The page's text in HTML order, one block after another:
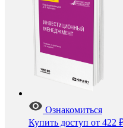
Ознакомиться
Купить доступ от 422